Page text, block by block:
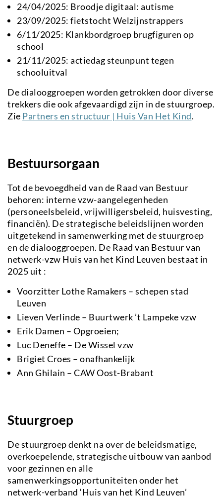
24/04/2025: Broodje digitaal: autisme
23/09/2025: fietstocht Welzijnstrappers
6/11/2025: Klankbordgroep brugfiguren op
school
21/11/2025: actiedag steunpunt tegen
schooluitval
De dialooggroepen worden getrokken door diverse
trekkers die ook afgevaardigd zijn in de stuurgroep.
Zie Partners en structuur | Huis Van Het Kind.
Bestuursorgaan
Tot de bevoegdheid van de Raad van Bestuur
behoren: interne vzw-aangelegenheden
(personeelsbeleid, vrijwilligersbeleid, huisvesting,
financiën). De strategische beleidslijnen worden
uitgetekend in samenwerking met de stuurgroep
en de dialooggroepen. De Raad van Bestuur van
netwerk-vzw Huis van het Kind Leuven bestaat in
2025 uit :
Voorzitter Lothe Ramakers – schepen stad
Leuven
Lieven Verlinde – Buurtwerk ’t Lampeke vzw
Erik Damen – Opgroeien;
Luc Deneffe – De Wissel vzw
Brigiet Croes – onafhankelijk
Ann Ghilain – CAW Oost-Brabant
Stuurgroep
De stuurgroep denkt na over de beleidsmatige,
overkoepelende, strategische uitbouw van aanbod
voor gezinnen en alle
samenwerkingsopportuniteiten onder het
netwerk-verband ‘Huis van het Kind Leuven’